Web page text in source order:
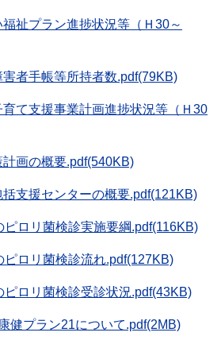
祉プラン進捗状況等（Ｈ30～
者手帳等所持者数.pdf(79KB)
て支援事業計画進捗状況等（Ｈ30
画の概要.pdf(540KB)
支援センターの概要.pdf(121KB)
ロリ菌検診実施要綱.pdf(116KB)
ロリ菌検診流れ.pdf(127KB)
ロリ菌検診受診状況.pdf(43KB)
健プラン21について.pdf(2MB)